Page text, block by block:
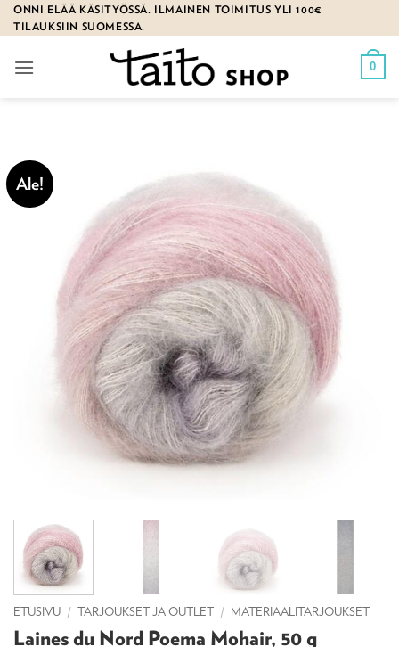
Skip
to
ONNI ELÄÄ KÄSITYÖSSÄ. ILMAINEN TOIMITUS YLI 100€
TILAUKSIIN SUOMESSA.
0
Ale!
ETUSIVU / TARJOUKSET JA OUTLET / MATERIAALITARJOUKSET
Laines du Nord Poema Mohair, 50 g